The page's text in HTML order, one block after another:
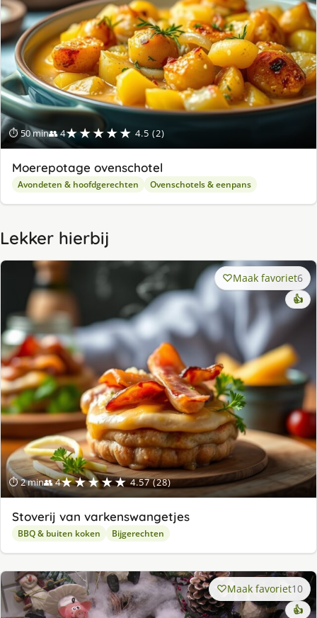
⏱ 50 min👥 4★★★★★ 4.5 (2)
Moerepotage ovenschotel
Avondeten & hoofdgerechten Ovenschotels & eenpans
Lekker hierbij
⏱ 2 min👥 4★★★★★ 4.57 (28)
Maak favoriet6
👍
Stoverij van varkenswangetjes
BBQ & buiten koken Bijgerechten
Maak favoriet10
👍